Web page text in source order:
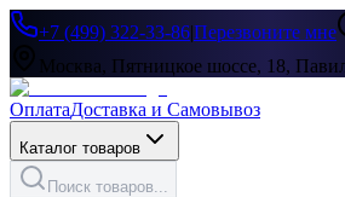
+7 (499) 322-33-86|Перезвоните мне
Москва, Пятницкое шоссе, 18,
ОплатаДоставка и Самовывоз
Каталог товаров
Поиск товаров...